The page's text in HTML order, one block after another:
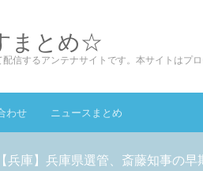
まとめ☆
信するアンテナサイトです。本サイトはプロ
わせ ニュースまとめ
【兵庫】兵庫県選管、斎藤知事の